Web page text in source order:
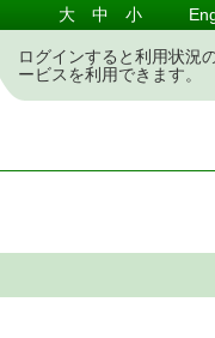
大 中 小
ログインすると利用状況
ービスを利用できます。